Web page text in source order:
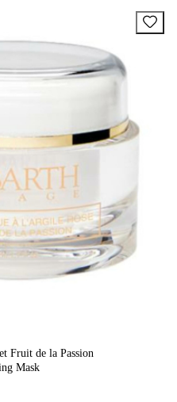
Fruit de la Passion
Mask